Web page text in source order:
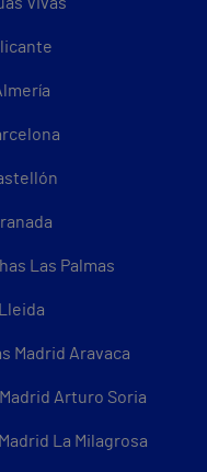
Las Palmas
Madrid Aravaca
Arturo Soria
La Milagrosa